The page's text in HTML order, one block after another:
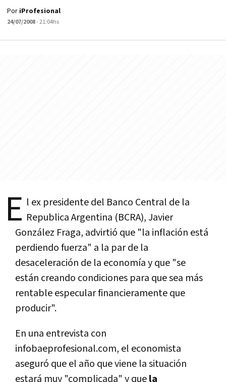
Por iProfesional
24/07/2008- 21:04hs
E l ex presidente del Banco Central de la
Republica Argentina (BCRA), Javier
González Fraga, advirtió que "la inflación está
perdiendo fuerza" a la par de la
desaceleración de la economí­a y que "se
están creando condiciones para que sea más
rentable especular financieramente que
producir".
En una entrevista con
infobaeprofesional.com, el economista
aseguró que el año que viene la situación
estará muy "complicada" y quela